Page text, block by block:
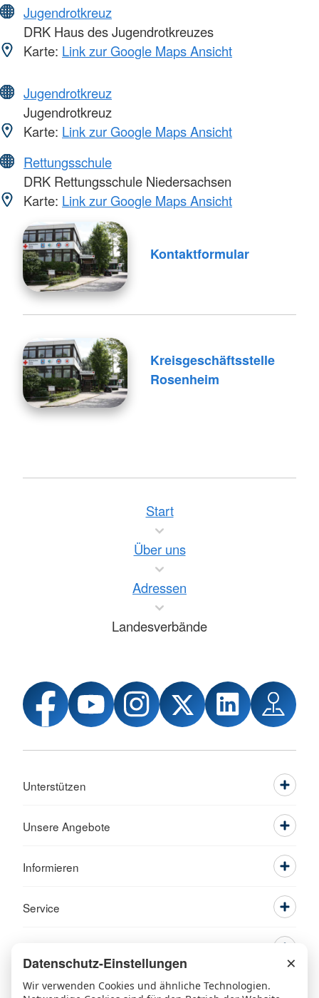
Jugendrotkreuz
DRK Haus des Jugendrotkreuzes
Karte: Link zur Google Maps Ansicht
Jugendrotkreuz
Jugendrotkreuz
Karte: Link zur Google Maps Ansicht
Rettungsschule
DRK Rettungsschule Niedersachsen
Karte: Link zur Google Maps Ansicht
Kontaktformular
Kreisgeschäftsstelle
Rosenheim
Start
Über uns
Adressen
Landesverbände
Unterstützen
Unsere Angebote
Informieren
Service
Datenschutz-Einstellungen ×
Wir verwenden Cookies und ähnliche Technologien.